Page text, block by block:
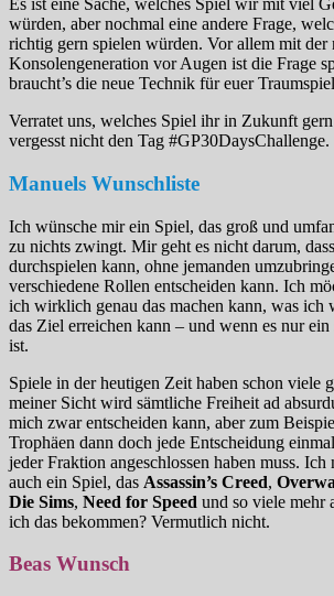
Es ist eine Sache, welches Spiel wir mit viel
würden, aber nochmal eine andere Frage,
richtig gern spielen würden. Vor allem mit der
Konsolengeneration vor Augen ist die Frage
braucht’s die neue Technik für euer
Verratet uns, welches Spiel ihr in Zukunft
vergesst nicht den Tag #GP30DaysChallenge.
Manuels Wunschliste
Ich wünsche mir ein Spiel, das groß und
zu nichts zwingt. Mir geht es nicht darum,
durchspielen kann, ohne jemanden
verschiedene Rollen entscheiden kann. Ich
ich wirklich genau das machen kann, was ich
das Ziel erreichen kann – und wenn es nur ein
ist.
Spiele in der heutigen Zeit haben schon viele
meiner Sicht wird sämtliche Freiheit ad
mich zwar entscheiden kann, aber zum
Trophäen dann doch jede Entscheidung
jeder Fraktion angeschlossen haben muss.
auch ein Spiel, das Assassin’s Creed,
Die Sims, Need for Speed und so viele mehr
ich das bekommen? Vermutlich nicht.
Beas Wunsch